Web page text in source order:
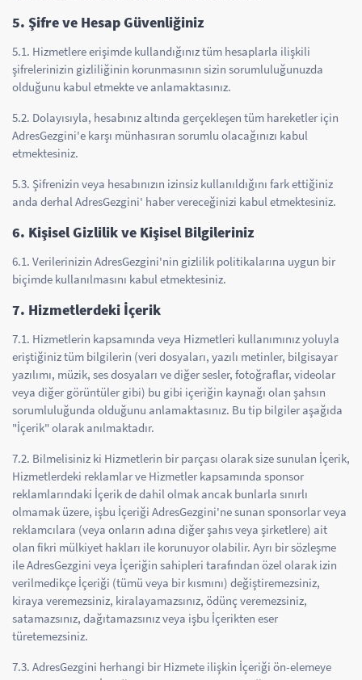
5. Şifre ve Hesap Güvenliğiniz
5.1. Hizmetlere erişimde kullandığınız tüm hesaplarla ilişkili
şifrelerinizin gizliliğinin korunmasının sizin sorumluluğunuzda
olduğunu kabul etmekte ve anlamaktasınız.
5.2. Dolayısıyla, hesabınız altında gerçekleşen tüm hareketler için
AdresGezgini'e karşı münhasıran sorumlu olacağınızı kabul
etmektesiniz.
5.3. Şifrenizin veya hesabınızın izinsiz kullanıldığını fark ettiğiniz
anda derhal AdresGezgini' haber vereceğinizi kabul etmektesiniz.
6. Kişisel Gizlilik ve Kişisel Bilgileriniz
6.1. Verilerinizin AdresGezgini'nin gizlilik politikalarına uygun bir
biçimde kullanılmasını kabul etmektesiniz.
7. Hizmetlerdeki İçerik
7.1. Hizmetlerin kapsamında veya Hizmetleri kullanımınız yoluyla
eriştiğiniz tüm bilgilerin (veri dosyaları, yazılı metinler, bilgisayar
yazılımı, müzik, ses dosyaları ve diğer sesler, fotoğraflar, videolar
veya diğer görüntüler gibi) bu gibi içeriğin kaynağı olan şahsın
sorumluluğunda olduğunu anlamaktasınız. Bu tip bilgiler aşağıda
"İçerik" olarak anılmaktadır.
7.2. Bilmelisiniz ki Hizmetlerin bir parçası olarak size sunulan İçerik,
Hizmetlerdeki reklamlar ve Hizmetler kapsamında sponsor
reklamlarındaki İçerik de dahil olmak ancak bunlarla sınırlı
olmamak üzere, işbu İçeriği AdresGezgini'ne sunan sponsorlar veya
reklamcılara (veya onların adına diğer şahıs veya şirketlere) ait
olan fikri mülkiyet hakları ile korunuyor olabilir. Ayrı bir sözleşme
ile AdresGezgini veya İçeriğin sahipleri tarafından özel olarak izin
verilmedikçe İçeriği (tümü veya bir kısmını) değiştiremezsiniz,
kiraya veremezsiniz, kiralayamazsınız, ödünç veremezsiniz,
satamazsınız, dağıtamazsınız veya işbu İçerikten eser
türetemezsiniz.
7.3. AdresGezgini herhangi bir Hizmete ilişkin İçeriği ön-elemeye